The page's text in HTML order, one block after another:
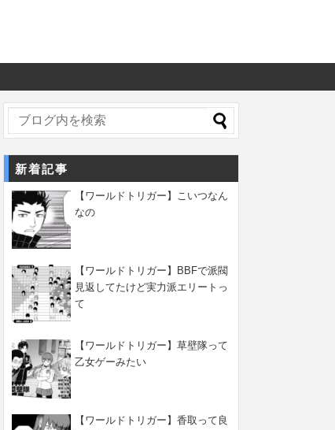
新着記事
【ワールドトリガー】こいつなん
なの
【ワールドトリガー】BBFで派閥
見返してたけど実力派エリートっ
て
【ワールドトリガー】草壁隊って
乙女ゲーみたい
【ワールドトリガー】香取って良